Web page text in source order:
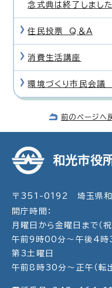
念式典は終了しました
住民投票 Q＆A
消費生活講座
環境づくり市民会
前のページへ
和光市役
〒351-0192 埼玉県和
開庁時間：
月曜日から金曜日まで（
午前9時00分～午後4時
第3土曜日
午前8時30分～正午（転